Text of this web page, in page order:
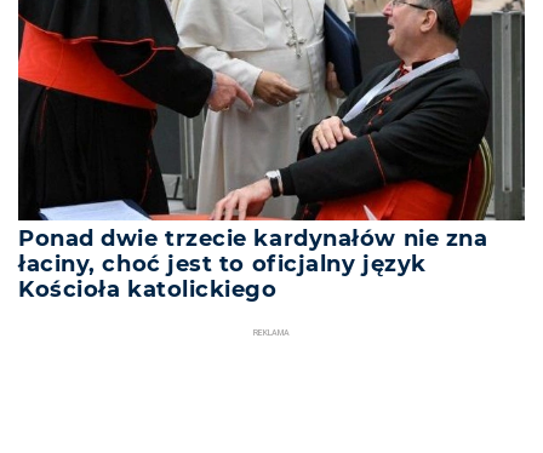
Ponad dwie trzecie kardynałów nie zna
łaciny, choć jest to oficjalny język
Kościoła katolickiego
REKLAMA